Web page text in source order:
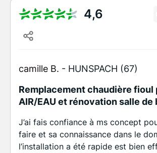
4,6
camille B. - HUNSPACH (67)
Remplacement chaudière fioul
AIR/EAU et rénovation salle de
J’ai fais confiance à ms concept
faire et sa connaissance dans le
l’installation a été rapide est bien